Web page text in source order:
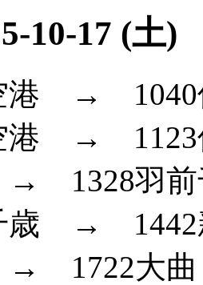
10-17 (土)
港 →
港 → 1123
→ 1328羽前
歳 → 1442
→ 1722大曲